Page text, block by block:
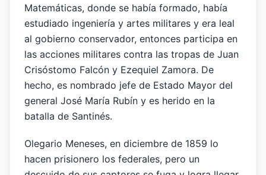
Matemáticas, donde se había formado, había
estudiado ingeniería y artes militares y era leal
al gobierno conservador, entonces participa en
las acciones militares contra las tropas de Juan
Crisóstomo Falcón y Ezequiel Zamora. De
hecho, es nombrado jefe de Estado Mayor del
general José María Rubín y es herido en la
batalla de Santinés.
Olegario Meneses, en diciembre de 1859 lo
hacen prisionero los federales, pero un